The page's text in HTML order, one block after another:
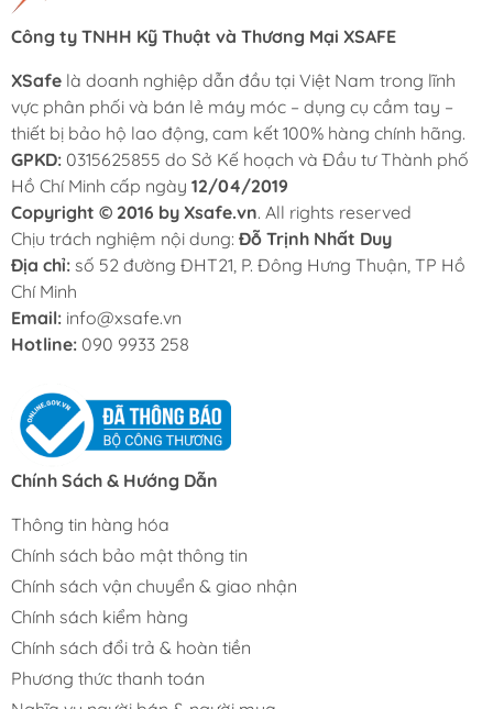
Công ty TNHH Kỹ Thuật và Thương Mại XSAFE
XSafe là doanh nghiệp dẫn đầu tại Việt Nam trong lĩnh
vực phân phối và bán lẻ máy móc – dụng cụ cầm tay –
thiết bị bảo hộ lao động, cam kết 100% hàng chính hãng.
GPKD: 0315625855 do Sở Kế hoạch và Đầu tư Thành phố
Hồ Chí Minh cấp ngày 12/04/2019
Copyright © 2016 by Xsafe.vn. All rights reserved
Chịu trách nghiệm nội dung: Đỗ Trịnh Nhất Duy
Địa chỉ: số 52 đường ĐHT21, P. Đông Hưng Thuận, TP Hồ
Chí Minh
Email: info@xsafe.vn
Hotline: 090 9933 258
Chính Sách & Hướng Dẫn
Thông tin hàng hóa
Chính sách bảo mật thông tin
Chính sách vận chuyển & giao nhận
Chính sách kiểm hàng
Chính sách đổi trả & hoàn tiền
Phương thức thanh toán